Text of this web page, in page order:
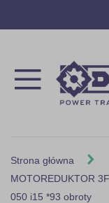
Strona główna
MOTOREDUKTOR
050 i15 *93 obroty